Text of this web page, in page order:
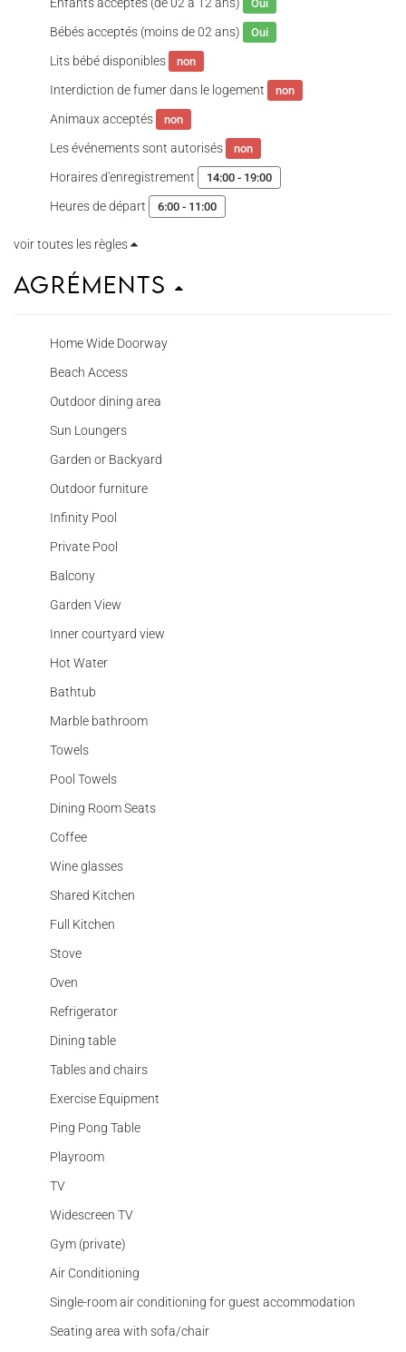
Oui
Bébés acceptés (moins de 02 ans) Oui
Lits bébé disponibles non
Interdiction de fumer dans le logement non
Animaux acceptés non
Les événements sont autorisés non
Horaires d'enregistrement 14:00 - 19:00
Heures de départ 6:00 - 11:00
voir toutes les règles
Agréments
Home Wide Doorway
Beach Access
Outdoor dining area
Sun Loungers
Garden or Backyard
Outdoor furniture
Infinity Pool
Private Pool
Balcony
Garden View
Inner courtyard view
Hot Water
Bathtub
Marble bathroom
Towels
Pool Towels
Dining Room Seats
Coffee
Wine glasses
Shared Kitchen
Full Kitchen
Stove
Oven
Refrigerator
Dining table
Tables and chairs
Exercise Equipment
Ping Pong Table
Playroom
TV
Widescreen TV
Gym (private)
Air Conditioning
Single-room air conditioning for guest accommodation
Seating area with sofa/chair